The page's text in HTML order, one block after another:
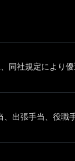
同社規定により優
出張手当、役職